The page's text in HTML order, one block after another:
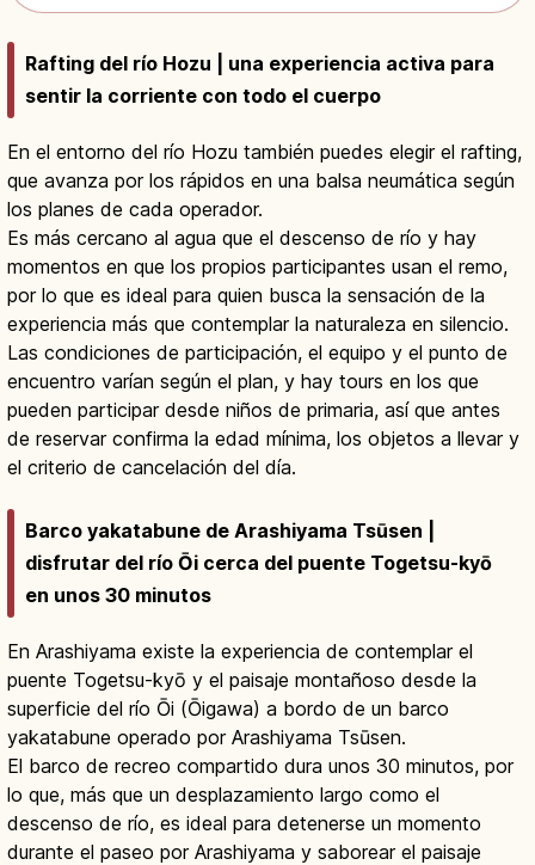
Rafting del río Hozu | una experiencia activa para
sentir la corriente con todo el cuerpo
En el entorno del río Hozu también puedes elegir el rafting,
que avanza por los rápidos en una balsa neumática según
los planes de cada operador.
Es más cercano al agua que el descenso de río y hay
momentos en que los propios participantes usan el remo,
por lo que es ideal para quien busca la sensación de la
experiencia más que contemplar la naturaleza en silencio.
Las condiciones de participación, el equipo y el punto de
encuentro varían según el plan, y hay tours en los que
pueden participar desde niños de primaria, así que antes
de reservar confirma la edad mínima, los objetos a llevar y
el criterio de cancelación del día.
Barco yakatabune de Arashiyama Tsūsen |
disfrutar del río Ōi cerca del puente Togetsu-kyō
en unos 30 minutos
En Arashiyama existe la experiencia de contemplar el
puente Togetsu-kyō y el paisaje montañoso desde la
superficie del río Ōi (Ōigawa) a bordo de un barco
yakatabune operado por Arashiyama Tsūsen.
El barco de recreo compartido dura unos 30 minutos, por
lo que, más que un desplazamiento largo como el
descenso de río, es ideal para detenerse un momento
durante el paseo por Arashiyama y saborear el paisaje